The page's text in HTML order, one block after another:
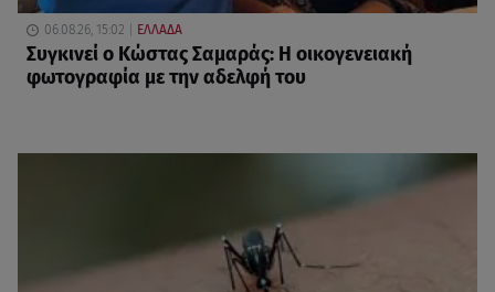
06.08.26, 15:02 ΕΛΛΑΔΑ
Συγκινεί ο Κώστας Σαμαράς: Η οικογενειακή
φωτογραφία με την αδελφή του